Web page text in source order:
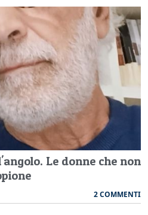
Le donne che non
2 COMMENTI